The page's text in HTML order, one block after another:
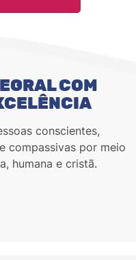
COM
conscientes,
compassivas por meio
humana e cristã.